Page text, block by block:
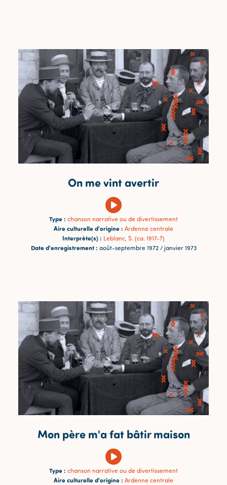
On me vint avertir
Type : chanson narrative ou de divertissement
Aire culturelle d'origine : Ardenne centrale
Interprète(s) : Leblanc, S. (ca. 1917-?)
Date d'enregistrement : août-septembre 1972 / janvier 1973
Mon père m'a fat bâtir maison
Type : chanson narrative ou de divertissement
Aire culturelle d'origine : Ardenne centrale